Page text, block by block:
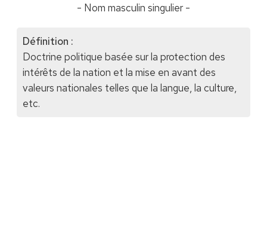
- Nom masculin singulier -
Définition :
Doctrine politique basée sur la protection des
intérêts de la nation et la mise en avant des
valeurs nationales telles que la langue, la culture,
etc.